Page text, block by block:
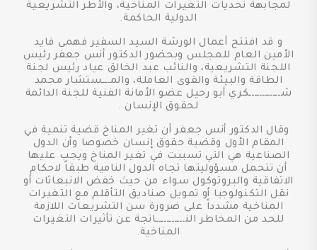
لمجابهة تحديات التغيرات المناخية، والأطر التشريعية
الدولية الحاكمة.
و قد افتتح أعمال الورشة السيد السفير فهمى فايد
الأمين العام للمجلس وبحضور الدكتور أنس جعفر رئيس
اللجنة التشريعية، والنائب عبد الخالق عياد رئيس لجنة
الطاقة والبيئة والقوى العاملة، والمـــستشار محمد
شــــــــــــكري أبو رحيل عضو الأمانة الفنية للجنة الدائمة
لحقوق الإنسان .
وقال الدكتور أنس جعفر أن تغير المناخ قضية تنمية في
المقام الأول وقضية حقوق إنسان خصوصا وأن الدول
الصناعية هي التي تسببت في تغير المناخ ويجب عليها
أن تتحمل مسؤوليتها تجاه الدول النامية طبقاً لاحكام
الاتفاقية والبروتوكول سواء من حيث خفض الانبعاثات أو
نقل التكنولوجيا أو تمويل صناديق التأقلم مع التغيرات
المناخية مشدداً على ضرورة سن التشريعات اللازمة
للحد من المخاطر النـــــــــــاتجة عن تأثيرات التغيرات
المناخية.